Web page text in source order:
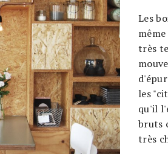
Les
très
les
qu'il
bruts
très